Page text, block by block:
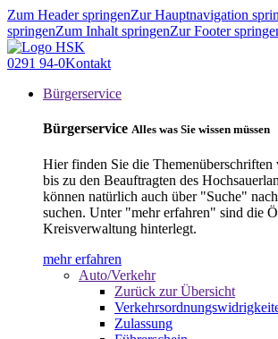
Zum Header springenZur Hauptnavigation
springenZum Inhalt springenZur Footer
0291 94-0Kontakt
Bürgerservice
Bürgerservice Alles was Sie wissen müssen
Hier finden Sie die
bis zu den Beauftragten des
können natürlich auch über "Suche"
suchen. Unter "mehr erfahren" sind die
Kreisverwaltung hinterlegt.
mehr erfahren
Auto/Verkehr
Zurück zur Übersicht
Zulassung